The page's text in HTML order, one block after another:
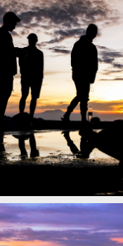
mission: Mount BROMO